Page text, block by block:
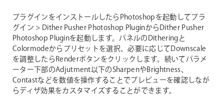
プラグインをインストールしたらPhotoshopを起動してプラ
グイン > Dither Pusher Photoshop PluginからDither Pusher
Photoshop Pluginを起動します。パネルのDitheringと
Colormodeからプリセットを選択、必要に応じてDownscale
を調整したらRenderボタンをクリックします。続いてパラメ
ーター下部のAdjutment以下のSharpenやBrightness、
Contastなどを数値を操作することでプレビューを確認しなが
らディザ効果をカスタマイズすることができます。